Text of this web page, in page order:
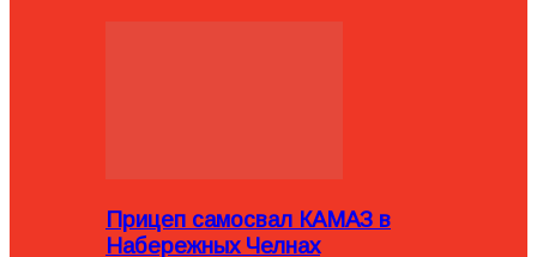
Прицеп самосвал КАМАЗ в
Набережных Челнах